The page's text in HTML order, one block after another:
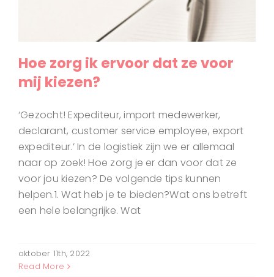
Hoe zorg ik ervoor dat ze voor
mij kiezen?
‘Gezocht! Expediteur, import medewerker,
declarant, customer service employee, export
expediteur.’ In de logistiek zijn we er allemaal
naar op zoek! Hoe zorg je er dan voor dat ze
voor jou kiezen? De volgende tips kunnen
helpen.1. Wat heb je te bieden?Wat ons betreft
een hele belangrijke. Wat
oktober 11th, 2022
Read More